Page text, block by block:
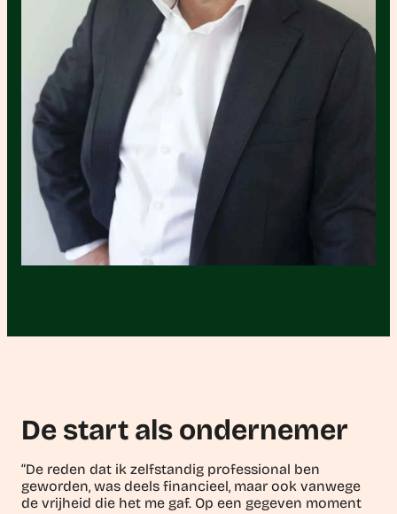
De start als ondernemer
“De reden dat ik zelfstandig professional ben
geworden, was deels financieel, maar ook vanwege
de vrijheid die het me gaf. Op een gegeven moment